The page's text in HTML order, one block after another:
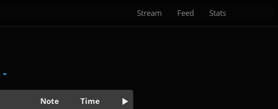
Stream Feed Stats
Note Time